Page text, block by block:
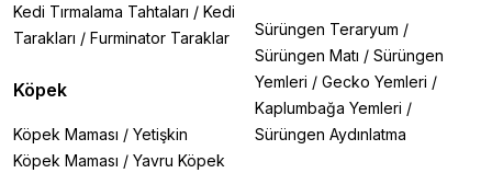
Kedi Tırmalama Tahtaları / Kedi
Tarakları / Furminator Taraklar
Köpek
Köpek Maması / Yetişkin
Köpek Maması / Yavru Köpek
Sürüngen Teraryum /
Sürüngen Matı / Sürüngen
Yemleri / Gecko Yemleri /
Kaplumbağa Yemleri /
Sürüngen Aydınlatma